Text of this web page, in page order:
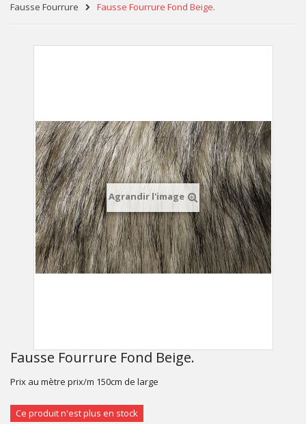
Fausse Fourrure
Fausse Fourrure Fond Beige.
Agrandir l'image
Fausse Fourrure Fond Beige.
Prix au mètre prix/m 150cm de large
Ce produit n'est plus en stock